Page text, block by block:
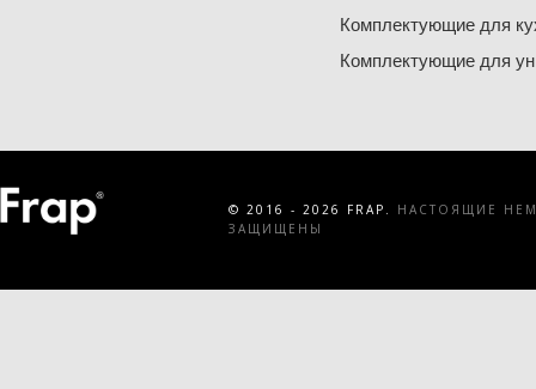
Комплектующие для
Комплектующие для
© 2016 - 2026 FRAP.
НАСТОЯЩИЕ
ЗАЩИЩЕНЫ